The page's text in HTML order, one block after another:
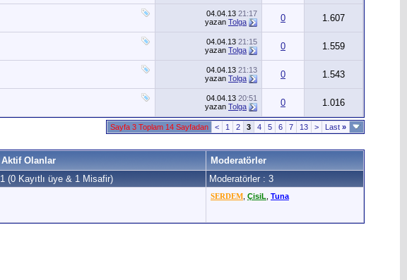
04.04.13 21:17
yazan Tolga 0 1.607
04.04.13 21:15
yazan Tolga 0 1.559
04.04.13 21:13
yazan Tolga 0 1.543
04.04.13 20:51
yazan Tolga 0 1.016
Sayfa 3 Toplam 14 Sayfadan < 1 2 3 4 5 6 7 13 > Last »
Aktif Olanlar
Moderatörler
1 (0 Kayıtlı üye & 1 Misafir) Moderatörler : 3
SERDEM ÇisiL Tuna